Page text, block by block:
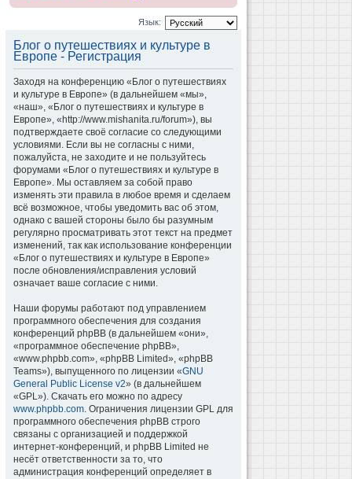
Язык:
Блог о путешествиях и культуре в
Европе - Регистрация
Заходя на конференцию «Блог о путешествиях
и культуре в Европе» (в дальнейшем «мы»,
«наш», «Блог о путешествиях и культуре в
Европе», «http://www.mishanita.ru/forum»), вы
подтверждаете своё согласие со следующими
условиями. Если вы не согласны с ними,
пожалуйста, не заходите и не пользуйтесь
форумами «Блог о путешествиях и культуре в
Европе». Мы оставляем за собой право
изменять эти правила в любое время и сделаем
всё возможное, чтобы уведомить вас об этом,
однако с вашей стороны было бы разумным
регулярно просматривать этот текст на предмет
изменений, так как использование конференции
«Блог о путешествиях и культуре в Европе»
после обновления/исправления условий
означает ваше согласие с ними.
Наши форумы работают под управлением
программного обеспечения для создания
конференций phpBB (в дальнейшем «они»,
«программное обеспечение phpBB»,
«www.phpbb.com», «phpBB Limited», «phpBB
Teams»), выпущенного по лицензии «GNU
General Public License v2» (в дальнейшем
«GPL»). Скачать его можно по адресу
www.phpbb.com. Ограничения лицензии GPL для
программного обеспечения phpBB строго
связаны с организацией и поддержкой
интернет-конференций, и phpBB Limited не
несёт ответственности за то, что
администрация конференций определяет в